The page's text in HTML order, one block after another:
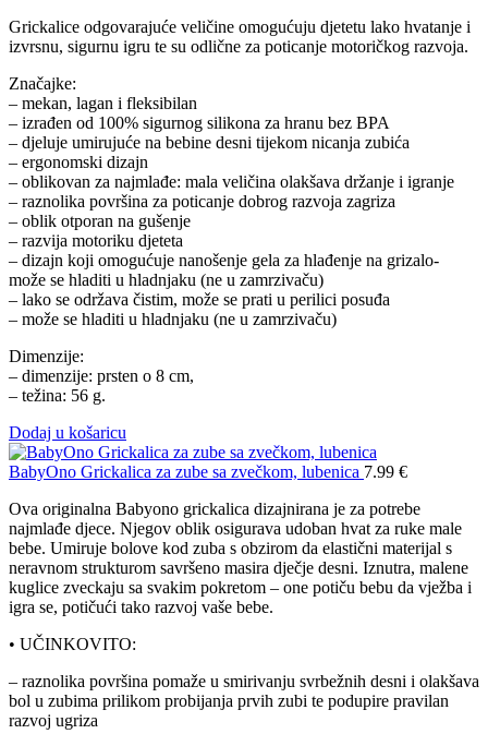
Grickalice odgovarajuće veličine omogućuju djetetu lako hvatanje i
izvrsnu, sigurnu igru te su odlične za poticanje motoričkog razvoja.
Značajke:
– mekan, lagan i fleksibilan
– izrađen od 100% sigurnog silikona za hranu bez BPA
– djeluje umirujuće na bebine desni tijekom nicanja zubića
– ergonomski dizajn
– oblikovan za najmlađe: mala veličina olakšava držanje i igranje
– raznolika površina za poticanje dobrog razvoja zagriza
– oblik otporan na gušenje
– razvija motoriku djeteta
– dizajn koji omogućuje nanošenje gela za hlađenje na grizalo-
može se hladiti u hladnjaku (ne u zamrzivaču)
– lako se održava čistim, može se prati u perilici posuđa
– može se hladiti u hladnjaku (ne u zamrzivaču)
Dimenzije:
– dimenzije: prsten o 8 cm,
– težina: 56 g.
Dodaj u košaricu
BabyOno Grickalica za zube sa zvečkom, lubenica 7.99 €
Ova originalna Babyono grickalica dizajnirana je za potrebe
najmlađe djece. Njegov oblik osigurava udoban hvat za ruke male
bebe. Umiruje bolove kod zuba s obzirom da elastični materijal s
neravnom strukturom savršeno masira dječje desni. Iznutra, malene
kuglice zveckaju sa svakim pokretom – one potiču bebu da vježba i
igra se, potičući tako razvoj vaše bebe.
• UČINKOVITO:
– raznolika površina pomaže u smirivanju svrbežnih desni i olakšava
bol u zubima prilikom probijanja prvih zubi te podupire pravilan
razvoj ugriza